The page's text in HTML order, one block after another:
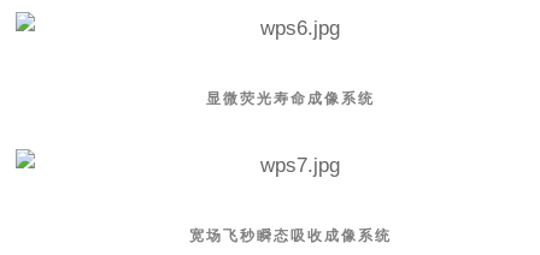
显微荧光寿命成像系统
宽场飞秒瞬态吸收成像系统